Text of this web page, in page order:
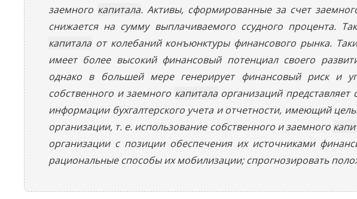
заемного капитала. Активы, сформированные за счет
снижается на сумму выплачиваемого ссудного процента.
капитала от колебаний конъюнктуры финансового рынка.
имеет более высокий финансовый потенциал своего
однако в большей мере генерирует финансовый риск и
собственного и заемного капиталаорганизаций представляет
информации бухгалтерского учета и отчетности, имеющий
организации, т. е. использование собственного и заемного
организации с позиции обеспечения их источниками
рациональные способы их мобилизации; спрогнозировать